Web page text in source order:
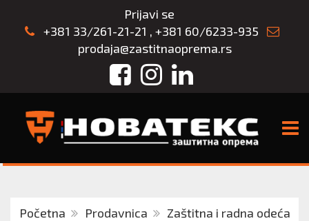
Prijavi se
+381 33/261-21-21 , +381 60/6233-935
prodaja@zastitnaoprema.rs
FacebookInstagram
LinkedIn
Početna Prodavnica
Zaštitna i radna odeća